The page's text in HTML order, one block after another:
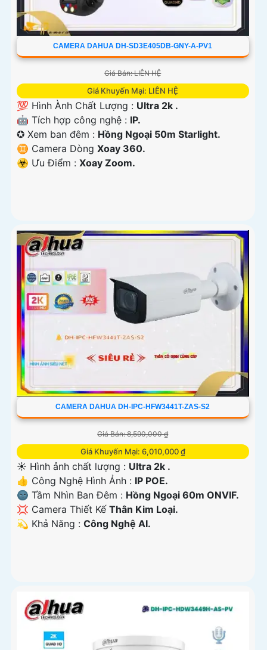
CAMERA DAHUA DH-SD3E405DB-GNY-A-PV1
Giá Bán: LIÊN HỆ
Giá Khuyến Mại: LIÊN HỆ
💯 Hình Ành Chất Lượng : Ultra 2k .
🤖️ Tích hợp công nghệ : IP.
✪ Xem ban đêm : Hồng Ngoại 50m Starlight.
♊ Camera Dòng Xoay 360.
️☣️ Ưu Điểm : Xoay Zoom.
CAMERA DAHUA DH-IPC-HFW3441T-ZAS-S2
Giá Bán: 8,590,000 ₫
Giá Khuyến Mại: 6,010,000 ₫
☀️ Hình ảnh chất lượng : Ultra 2k .
👍 Công Nghệ Hình Ảnh : IP POE.
🌚 Tầm Nhìn Ban Đêm : Hồng Ngoại 60m ONVIF.
💢 Camera Thiết Kế Thân Kim Loại.
️💫 Khả Năng : Công Nghệ AI.